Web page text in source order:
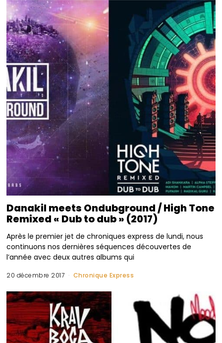
Danakil meets Ondubground / High Tone
Remixed « Dub to dub » (2017)
Après le premier jet de chroniques express de lundi, nous
continuons nos dernières séquences découvertes de
l’année avec deux autres albums qui
20 décembre 2017 Chronique Express